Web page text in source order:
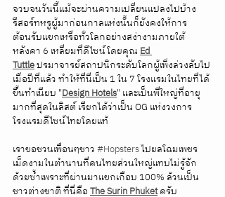
จวบจนวันนี้แม้จะผ่านความเปลี่ยนแปลงไปบ้าง
รีสอร์ทหรูผู้มาก่อนกาลแห่งนั้นก็ยังคงให้การ
ต้อนรับแขกเหรื่อทั่วโลกอย่างสง่างามภายใต้
หลังคา 6 เหลี่ยมที่ดีไซน์โดยคุณ Ed
Tuttle ปรมาจารย์สถาปนิกระดับโลกผู้เพิ่งล่วงลับไป
เมื่อปีที่แล้ว ทำให้ที่นี่เป็น 1 ใน 7 โรงแรมในไทยที่ได้
ขึ้นทำเนียบ "Design Hotels" และเป็นพี่ใหญ่ที่อายุ
มากที่สุดในลิสต์ เรียกได้ว่าเป็น OG แห่งวงการ
โรงแรมดีไซน์ไทยโดยแท้
เราขอชวนเพื่อนๆชาว #Hopsters ไปยลโฉมเพชร
เม็ดงามในตำนานที่คนไทยส่วนใหญ่แทบไม่รู้จัก
ด้วยซ้ำเพราะที่ผ่านมาแขกเกือบ 100% ล้วนเป็น
ชาวต่างชาติ ที่นี่คือ The Surin Phuket ครับ